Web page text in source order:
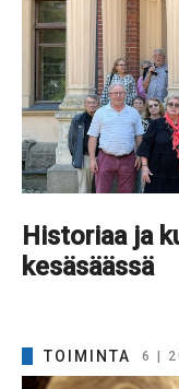
Historiaa ja
kesäsäässä
TOIMINTA 6 |